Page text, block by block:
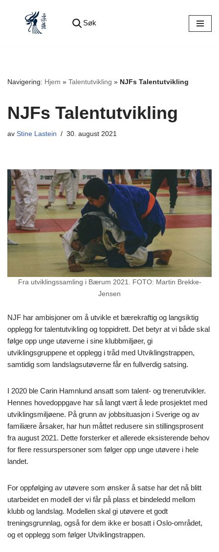
Søk
Navigering: Hjem » Talentutvikling » NJFs Talentutvikling
NJFs Talentutvikling
av Stine Lastein 30. august 2021
Fra utviklingssamling i Bærum 2021. FOTO: Martin Brekke-
Jensen
NJF har ambisjoner om å utvikle et bærekraftig og langsiktig
opplegg for talentutvikling og toppidrett. Det betyr at vi både skal
følge opp unge utøverne i sine klubbmiljøer, gi
utviklingsgruppene et opplegg i tråd med Utviklingstrappen,
samtidig som landslagsutøverne får en fullverdig satsing.
I 2020 ble Carin Hamnlund ansatt som talent- og trenerutvikler.
Hennes hovedoppgave har så langt vært å lede prosjektet med
utviklingsmiljøene. På grunn av jobbsituasjon i Sverige og av
familiære årsaker, har hun måttet redusere sin stillingsprosent
fra august 2021. Dette forsterker et allerede eksisterende behov
for flere ressurspersoner som følger opp unge utøvere i hele
landet.
For oppfølging av utøvere som ønsker å satse har det nå blitt
utarbeidet en modell der vi får på plass et bindeledd mellom
klubb og landslag. Modellen skal gi utøvere et godt
treningsgrunnlag, også for dem ikke er bosatt i Oslo-området,
og et opplegg som følger Utviklingstrappen.